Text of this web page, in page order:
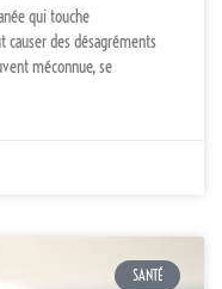
qui touche
des désagréments
méconnue, se
SANTÉ